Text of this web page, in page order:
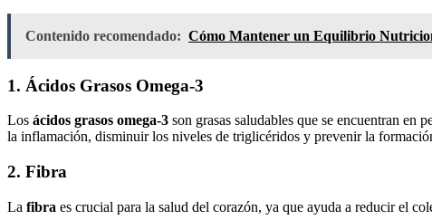
Contenido recomendado: Cómo Mantener un Equilibrio
1. Ácidos Grasos Omega-3
Los ácidos grasos omega-3 son grasas saludables que se encuentran en
la inflamación, disminuir los niveles de triglicéridos y prevenir la
2. Fibra
La fibra es crucial para la salud del corazón, ya que ayuda a reducir el